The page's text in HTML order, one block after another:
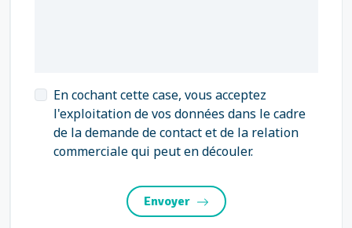
En cochant cette case, vous acceptez
l'exploitation de vos données dans le cadre
de la demande de contact et de la relation
commerciale qui peut en découler.
Envoyer